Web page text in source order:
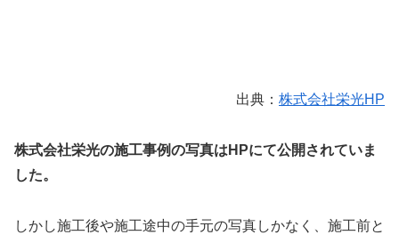
出典： 株式会社栄光HP
株式会社栄光の施工事例の写真はHPにて公開されていま
した。
しかし施工後や施工途中の手元の写真しかなく、施工前と